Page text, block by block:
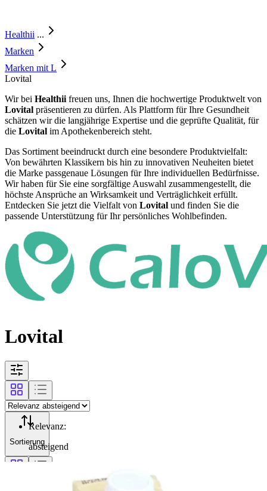
Healthii ...
Marken
Marken mit L
Lovital
Wir bei Healthii freuen uns, Ihnen die hochwertige Produktwelt von
Lovital präsentieren zu dürfen. Als Plattform für Ihre Gesundheit
schätzen wir die langjährige Expertise und die geprüfte Qualität, für
die Lovital im Apothekenbereich steht.
Das Sortiment beeindruckt durch eine besondere Produktvielfalt:
Von bewährten Klassikern bis hin zu innovativen Neuheiten bietet
die Marke passgenaue Lösungen für Ihre individuellen Bedürfnisse.
Wir haben für Sie eine sorgfältige Auswahl zusammengestellt, die
höchste Ansprüche an Wirksamkeit und Verträglichkeit erfüllt.
Entdecken Sie jetzt die Vielfalt von Lovital und finden Sie die
passende Unterstützung für Ihr persönliches Wohlbefinden.
Lovital
Sortierung
Relevanz:
absteigend